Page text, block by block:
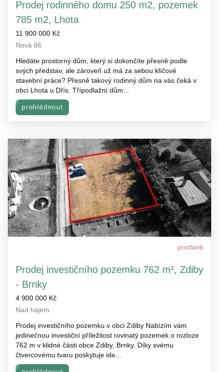
Prodej rodinného domu 250 m2, pozemek
785 m2, Lhota
11 900 000 Kč
Nová 86
Hledáte prostorný dům, který si dokončíte přesně podle
svých představ, ale zároveň už má za sebou klíčové
stavební práce? Přesně takový rodinný dům na vás čeká v
obci Lhota u Dřís. Třípodlažní dům...
prohlédnout
prodané
Prodej investičního pozemku 762 m², Zdiby
- Brnky
4 900 000 Kč
Nad hájem
Prodej investičního pozemku v obci Zdiby Nabízím vám
jedinečnou investiční příležitost rovinatý pozemek o rozloze
762 m v klidné části obce Zdiby, Brnky. Díky svému
čtvercovému tvaru poskytuje ide...